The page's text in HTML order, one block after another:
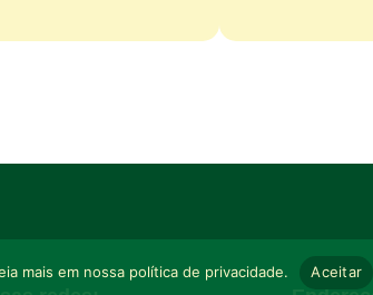
mais em nossa política de privacidade. Aceitar